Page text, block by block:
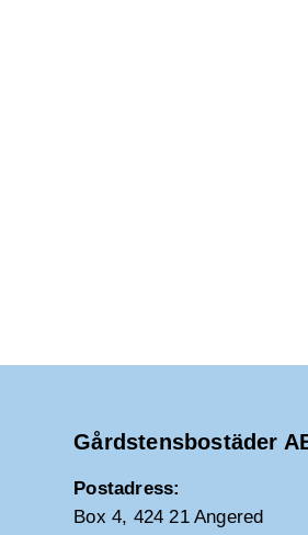
Gårdstensbostäder
Postadress:
Box 4, 424 21 Angered